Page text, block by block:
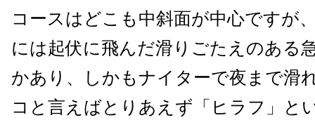
コースはどこも中斜面が中心ですが
には起伏に飛んだ滑りごたえのある
かあり、しかもナイターで夜まで滑
コと言えばとりあえず「ヒラフ」と